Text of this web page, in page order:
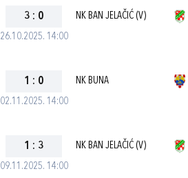
26.10.2025. 14:00
3 : 0 NK BAN JELAČIĆ (V)
02.11.2025. 14:00
1 : 0 NK BUNA
09.11.2025. 14:00
1 : 3 NK BAN JELAČIĆ (V)